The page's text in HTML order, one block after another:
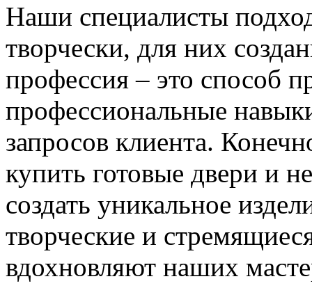
Наши специалисты
творчески, для них
профессия – это способ
профессиональные
запросов клиента.
купить готовые двери и
создать уникальное
творческие и
вдохновляют наших